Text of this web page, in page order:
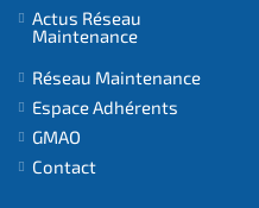
Actus Réseau
Maintenance
Réseau Maintenance
Espace Adhérents
GMAO
Contact